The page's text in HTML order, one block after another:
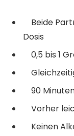
Beide
Dosis
0,5 bis 1
90
Vorher
Keinen